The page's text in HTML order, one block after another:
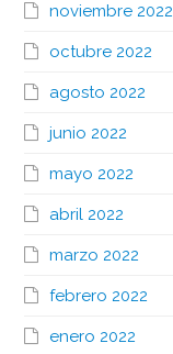
noviembre 2022
octubre 2022
agosto 2022
junio 2022
mayo 2022
abril 2022
marzo 2022
febrero 2022
enero 2022